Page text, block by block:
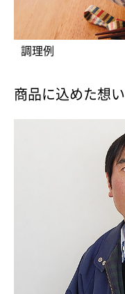
調理例
商品に込めた想い